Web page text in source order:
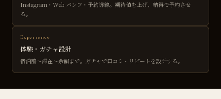
Instagram・Web パンフ・予約導線。期待値を上げ、納得で予約させ
る。
Experience
体験・ガチャ設計
宿泊前〜滞在〜余韻まで。ガチャで口コミ・リピートを設計する。